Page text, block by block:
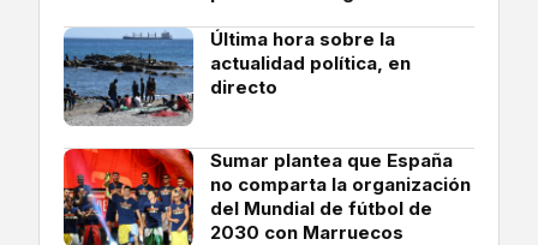
Última hora sobre la
actualidad política, en
directo
Sumar plantea que España
no comparta la organización
del Mundial de fútbol de
2030 con Marruecos